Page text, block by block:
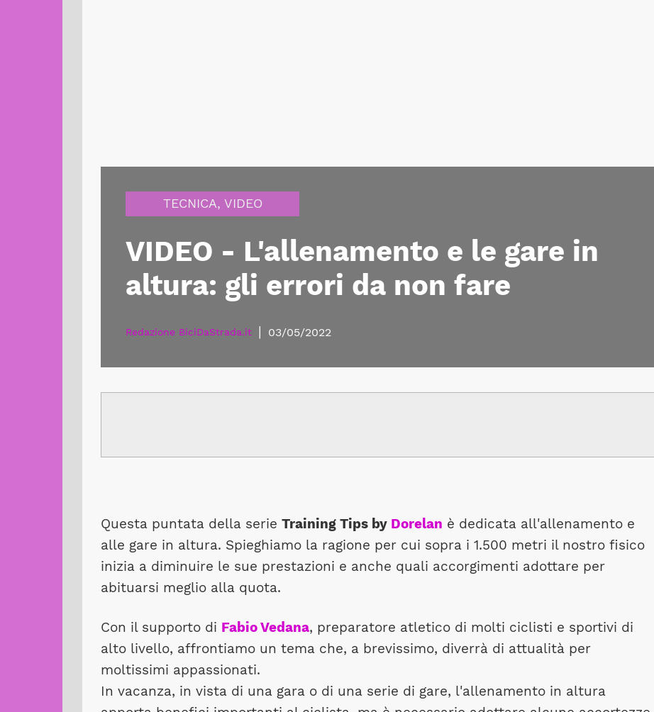
TECNICA, VIDEO
VIDEO - L'allenamento e le gare in
altura: gli errori da non fare
Redazione BiciDaStrada.it | 03/05/2022
Questa puntata della serie Training Tips by Dorelan è dedicata all'allenamento e
alle gare in altura. Spieghiamo la ragione per cui sopra i 1.500 metri il nostro fisico
inizia a diminuire le sue prestazioni e anche quali accorgimenti adottare per
abituarsi meglio alla quota.
Con il supporto di Fabio Vedana, preparatore atletico di molti ciclisti e sportivi di
alto livello, affrontiamo un tema che, a brevissimo, diverrà di attualità per
moltissimi appassionati.
In vacanza, in vista di una gara o di una serie di gare, l'allenamento in altura